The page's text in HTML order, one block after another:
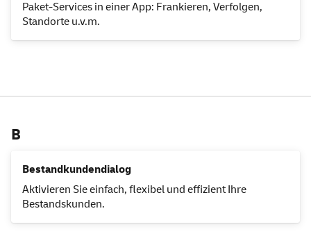
Paket-Services in einerApp: Frankieren, Verfolgen,
Standorte u.v.m.
B
Bestandkundendialog
Aktivieren Sie einfach, flexibel und effizient Ihre
Bestandskunden.